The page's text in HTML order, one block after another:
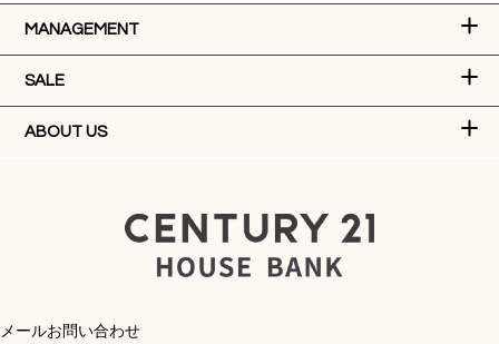
MANAGEMENT
SALE
ABOUT US
メールお問い合わせ